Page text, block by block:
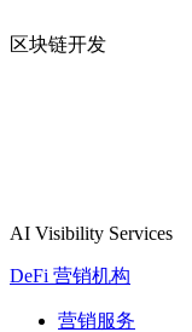
区块链开发
AI Visibility Services
DeFi 营销机构
营销服务